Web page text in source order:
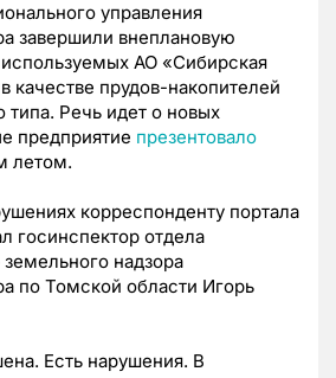
управления
завершили внеплановую
АО «Сибирская
качестве прудов-накопителей
типа. Речь идет о новых
предприятие презентовало
летом.
корреспонденту портала
госинспектор отдела
земельного надзора
по Томской области Игорь
Есть нарушения. В